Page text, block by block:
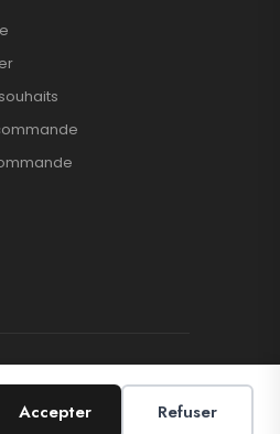
Accepter Refuser